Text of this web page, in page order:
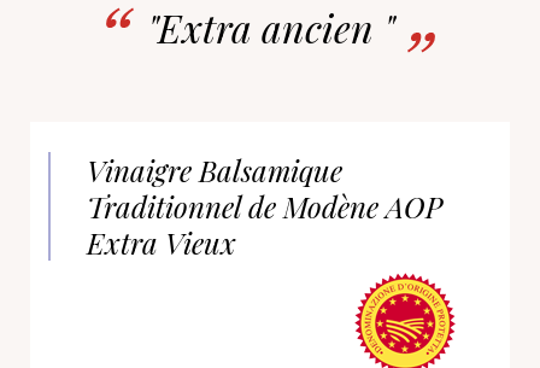
"Extra ancien "
Vinaigre Balsamique
Traditionnel de Modène AOP
Extra Vieux